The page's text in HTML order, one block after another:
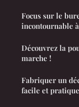
Focus sur le
incontournable
Découvrez la
marche !
Fabriquer un
facile et pratique